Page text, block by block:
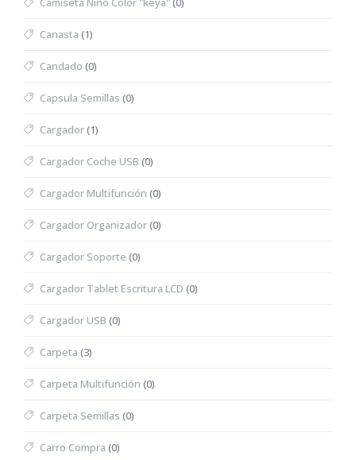
Canasta (1)
Candado (0)
Capsula Semillas (0)
Cargador(1)
Cargador Coche USB (0)
Cargador Multifunción (0)
Cargador Organizador(0)
Cargador Soporte (0)
Cargador Tablet Escritura LCD (0)
Cargador USB (0)
Carpeta (3)
Carpeta Multifunción (0)
Carpeta Semillas (0)
Carro Compra (0)